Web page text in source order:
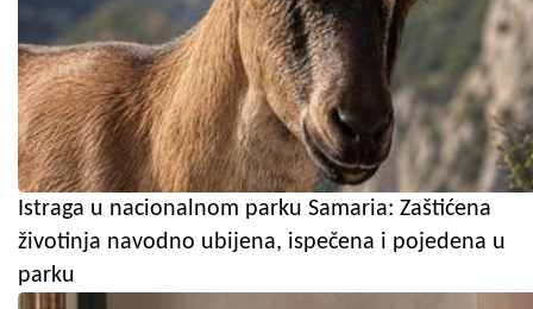
Istraga u nacionalnom parku Samaria: Zaštićena
životinja navodno ubijena, ispečena i pojedena u
parku